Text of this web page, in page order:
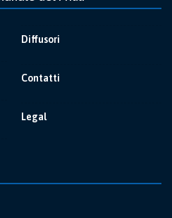
Diffusori
Contatti
Legal